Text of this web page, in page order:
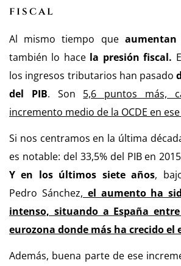
fiscal
Al mismo tiempo que aumentan
también lo hacela presión fiscal.
los ingresos tributarios han pasado
del PIB. Son 5,6 puntos más,
incremento medio de la OCDE en
Si nos centramos en la última
es notable: del 33,5% del PIB en
Y en los últimos siete años,
Pedro Sánchez, el aumento ha
intenso, situando a España
eurozona donde más ha crecido el
Además, buena parte de ese